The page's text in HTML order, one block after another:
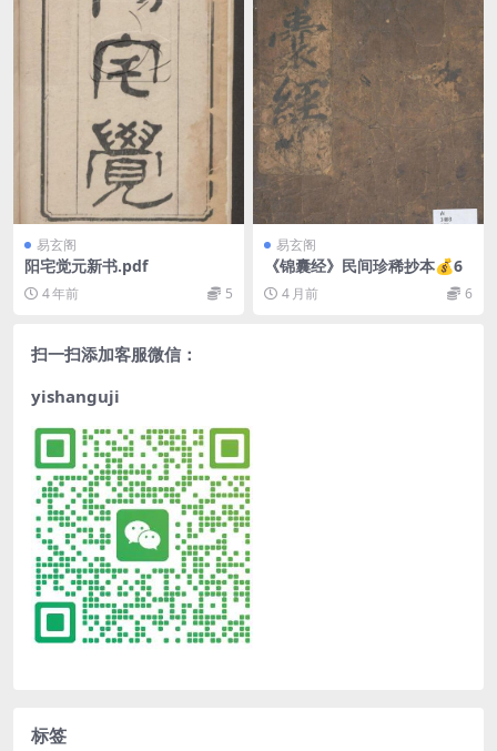
易玄阁
阳宅觉元新书.pdf
4 年前 5
易玄阁
《锦囊经》民间珍稀抄本💰6
4 月前 6
扫一扫添加客服微信：
yishanguji
标签